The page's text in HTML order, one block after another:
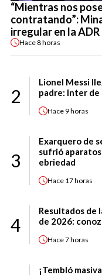
“Mientras nos
contratando”:
irregular en la ADR
Hace8 horas
2
Lionel Messi
padre: Inter
Hace 9 horas
3
Exarquero de
sufrió
ebriedad
Hace 17 horas
4
Resultados de
de 2026:
Hace7 horas
¡Tembló